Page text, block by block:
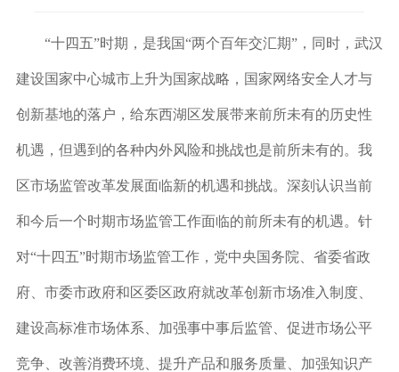
“十四五”时期，是我国“两个百年交汇期”，同时，武汉
建设国家中心城市上升为国家战略，国家网络安全人才与
创新基地的落户，给东西湖区发展带来前所未有的历史性
机遇，但遇到的各种内外风险和挑战也是前所未有的。我
区市场监管改革发展面临新的机遇和挑战。 深刻认识当前
和今后一个时期市场监管工作面临的前所未有的机遇。针
对“十四五”时期市场监管工作，党中央国务院、省委省政
府、市委市政府和区委区政府就改革创新市场准入制度、
建设高标准市场体系、加强事中事后监管、促进市场公平
竞争、改善消费环境、提升产品和服务质量、加强知识产